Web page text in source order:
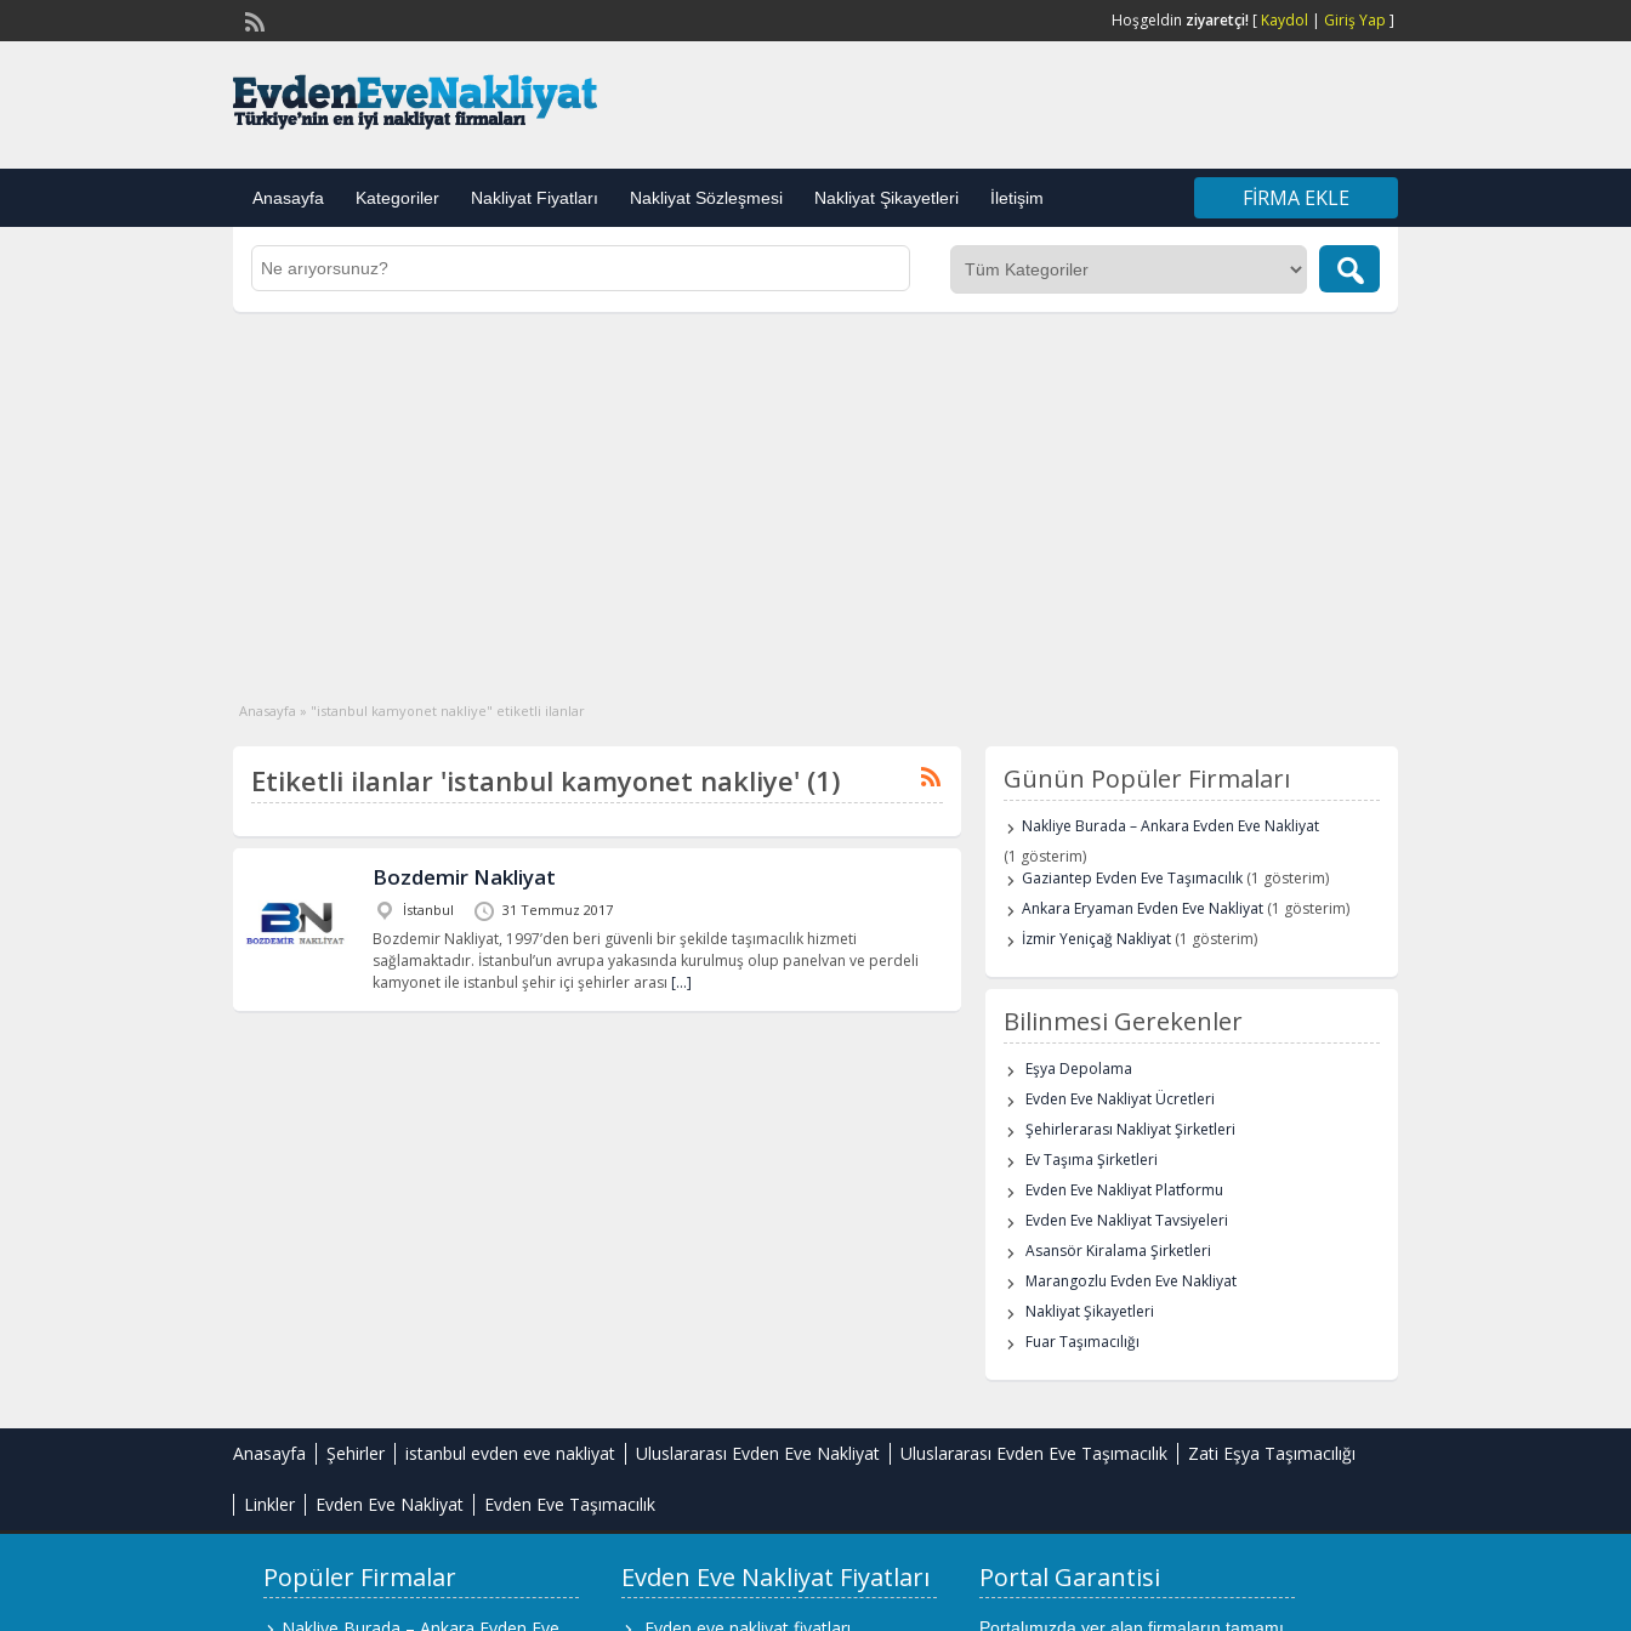
Hoşgeldin ziyaretçi! [ Kaydol | Giriş Yap ]
Anasayfa Kategoriler Nakliyat Fiyatları Nakliyat Sözleşmesi Nakliyat Şikayetleri İletişim FIRMA EKLE
Anasayfa » "istanbul kamyonet nakliye" etiketli ilanlar
Etiketli ilanlar 'istanbul kamyonet nakliye' (1)
Bozdemir Nakliyat
İstanbul 31 Temmuz 2017
Bozdemir Nakliyat, 1997’den beri güvenli bir şekilde taşımacılık hizmeti
sağlamaktadır. İstanbul’un avrupa yakasında kurulmuş olup panelvan ve perdeli
kamyonet ile istanbul şehir içi şehirler arası […]
Günün Popüler Firmaları
Nakliye Burada – Ankara Evden Eve Nakliyat
(1 gösterim)
Gaziantep Evden Eve Taşımacılık (1 gösterim)
Ankara Eryaman Evden Eve Nakliyat (1 gösterim)
İzmir Yeniçağ Nakliyat (1 gösterim)
Bilinmesi Gerekenler
Eşya Depolama
Evden Eve Nakliyat Ücretleri
Şehirlerarası Nakliyat Şirketleri
Ev Taşıma Şirketleri
Evden Eve Nakliyat Platformu
Evden Eve Nakliyat Tavsiyeleri
Asansör Kiralama Şirketleri
Marangozlu Evden Eve Nakliyat
Nakliyat Şikayetleri
Fuar Taşımacılığı
Anasayfa Şehirler istanbul evden eve nakliyat Uluslararası Evden Eve Nakliyat Uluslararası Evden Eve Taşımacılık Zati Eşya Taşımacılığı
Linkler Evden Eve Nakliyat Evden Eve Taşımacılık
Popüler Firmalar Evden Eve Nakliyat Fiyatları Portal Garantisi